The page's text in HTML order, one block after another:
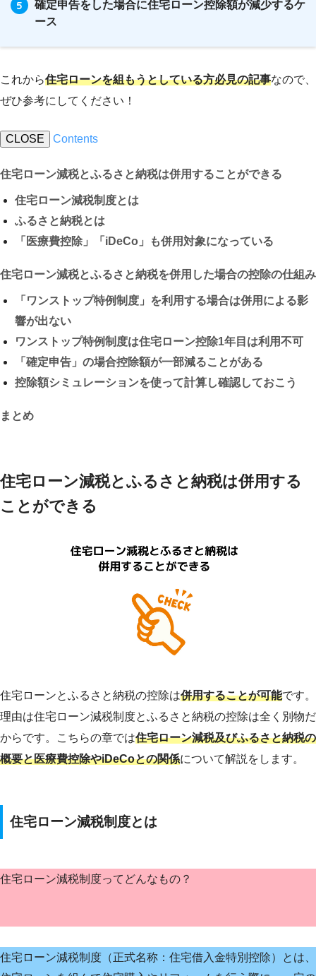
確定申告をした場合に住宅ローン控除額が減少するケ
ース
これから住宅ローンを組もうとしている方必見の記事なので、
ぜひ参考にしてください！
CLOSE Contents
住宅ローン減税とふるさと納税は併用することができる
住宅ローン減税制度とは
ふるさと納税とは
「医療費控除」「iDeCo」も併用対象になっている
住宅ローン減税とふるさと納税を併用した場合の控除の仕組み
「ワンストップ特例制度」を利用する場合は併用による影
響が出ない
ワンストップ特例制度は住宅ローン控除1年目は利用不可
「確定申告」の場合控除額が一部減ることがある
控除額シミュレーションを使って計算し確認しておこう
まとめ
住宅ローン減税とふるさと納税は併用する
ことができる
住宅ローンとふるさと納税の控除は併用することが可能です。
理由は住宅ローン減税制度とふるさと納税の控除は全く別物だ
からです。こちらの章では住宅ローン減税及びふるさと納税の
概要と医療費控除やiDeCoとの関係について解説をします。
住宅ローン減税制度とは
住宅ローン減税制度ってどんなもの？
住宅ローン減税制度（正式名称：住宅借入金特別控除）とは、